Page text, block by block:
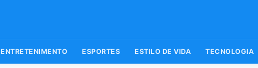
ENTRETENIMENTO ESPORTES ESTILO DE VIDA TECNOLOGIA